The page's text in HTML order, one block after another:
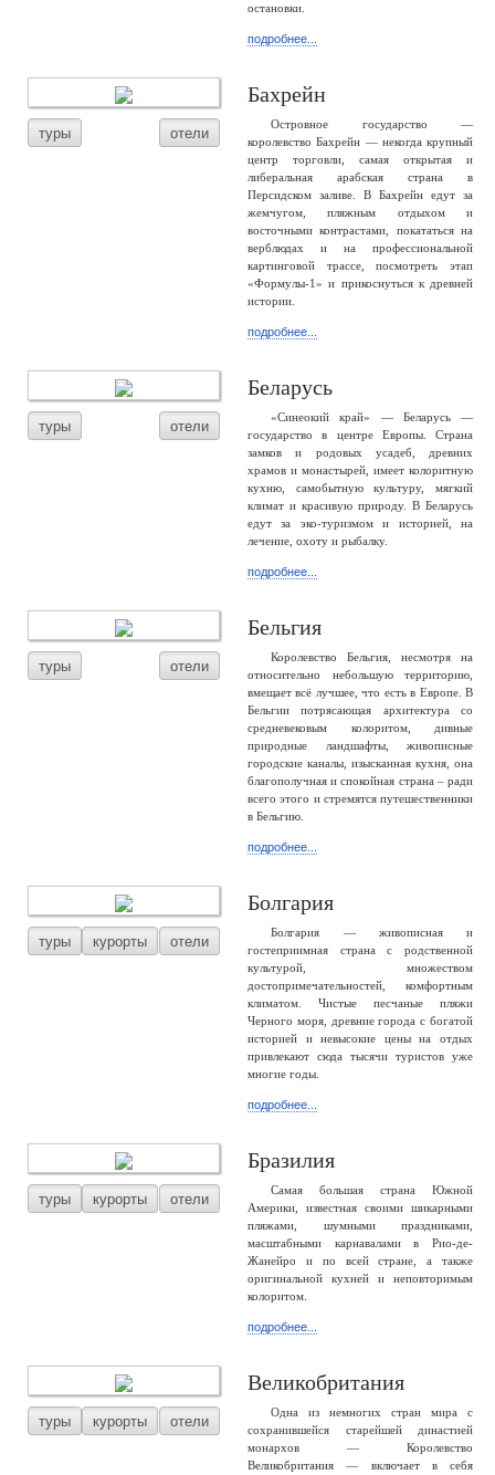
остановки.
подробнее...
туры отели
Бахрейн
Островное государство —
королевство Бахрейн — некогда крупный
центр торговли, самая открытая и
либеральная арабская страна в
Персидском заливе. В Бахрейн едут за
жемчугом, пляжным отдыхом и
восточными контрастами, покататься на
верблюдах и на профессиональной
картинговой трассе, посмотреть этап
«Формулы-1» и прикоснуться к древней
истории.
подробнее...
туры отели
Беларусь
«Синеокий край» — Беларусь —
государство в центре Европы. Страна
замков и родовых усадеб, древних
храмов и монастырей, имеет колоритную
кухню, самобытную культуру, мягкий
климат и красивую природу. В Беларусь
едут за эко-туризмом и историей, на
лечение, охоту и рыбалку.
подробнее...
туры отели
Бельгия
Королевство Бельгия, несмотря на
относительно небольшую территорию,
вмещает всё лучшее, что есть в Европе. В
Бельгии потрясающая архитектура со
средневековым колоритом, дивные
природные ландшафты, живописные
городские каналы, изысканная кухня, она
благополучная и спокойная страна – ради
всего этого и стремятся путешественники
в Бельгию.
подробнее...
туры курорты отели
Болгария
Болгария — живописная и
гостеприимная страна с родственной
культурой, множеством
достопримечательностей, комфортным
климатом. Чистые песчаные пляжи
Черного моря, древние города с богатой
историей и невысокие цены на отдых
привлекают сюда тысячи туристов уже
многие годы.
подробнее...
туры курорты отели
Бразилия
Самая большая страна Южной
Америки, известная своими шикарными
пляжами, шумными праздниками,
масштабными карнавалами в Рио-де-
Жанейро и по всей стране, а также
оригинальной кухней и неповторимым
колоритом.
подробнее...
туры курорты отели
Великобритания
Одна из немногих стран мира с
сохранившейся старейшей династией
монархов — Королевство
Великобритания — включает в себя